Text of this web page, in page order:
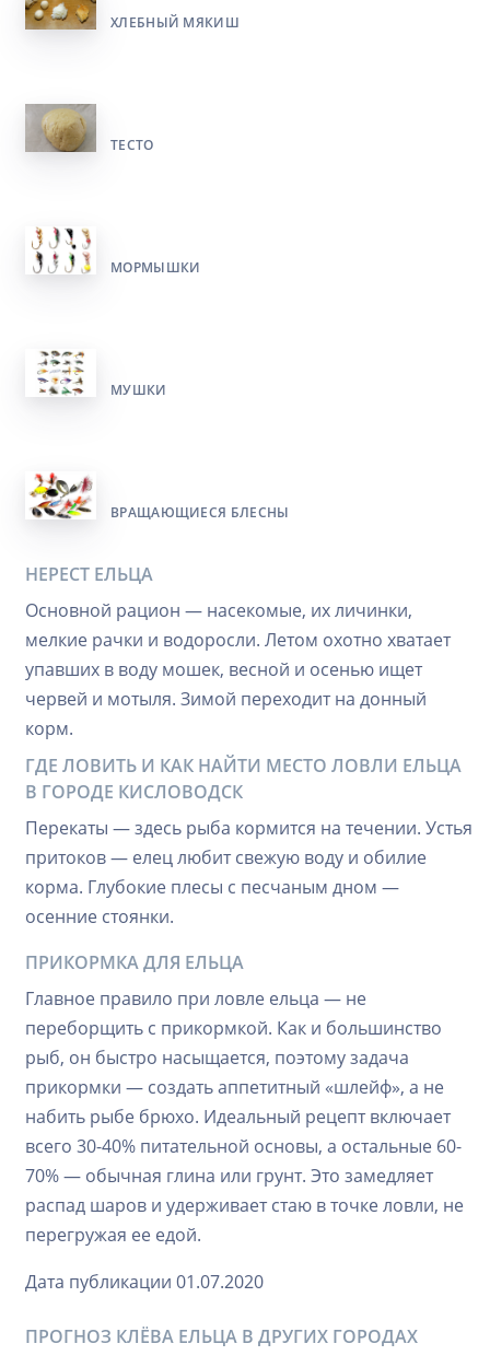
ХЛЕБНЫЙ МЯКИШ
ТЕСТО
МОРМЫШКИ
МУШКИ
ВРАЩАЮЩИЕСЯ БЛЕСНЫ
НЕРЕСТ ЕЛЬЦА
Основной рацион — насекомые, их личинки,
мелкие рачки и водоросли. Летом охотно хватает
упавших в воду мошек, весной и осенью ищет
червей и мотыля. Зимой переходит на донный
корм.
ГДЕ ЛОВИТЬ И КАК НАЙТИ МЕСТО ЛОВЛИ ЕЛЬЦА
В ГОРОДЕ КИСЛОВОДСК
Перекаты — здесь рыба кормится на течении. Устья
притоков — елец любит свежую воду и обилие
корма. Глубокие плесы с песчаным дном —
осенние стоянки.
ПРИКОРМКА ДЛЯ ЕЛЬЦА
Главное правило при ловле ельца — не
переборщить с прикормкой. Как и большинство
рыб, он быстро насыщается, поэтому задача
прикормки — создать аппетитный «шлейф», а не
набить рыбе брюхо. Идеальный рецепт включает
всего 30-40% питательной основы, а остальные 60-
70% — обычная глина или грунт. Это замедляет
распад шаров и удерживает стаю в точке ловли, не
перегружая ее едой.
Дата публикации 01.07.2020
ПРОГНОЗ КЛЁВА ЕЛЬЦА В ДРУГИХ ГОРОДАХ